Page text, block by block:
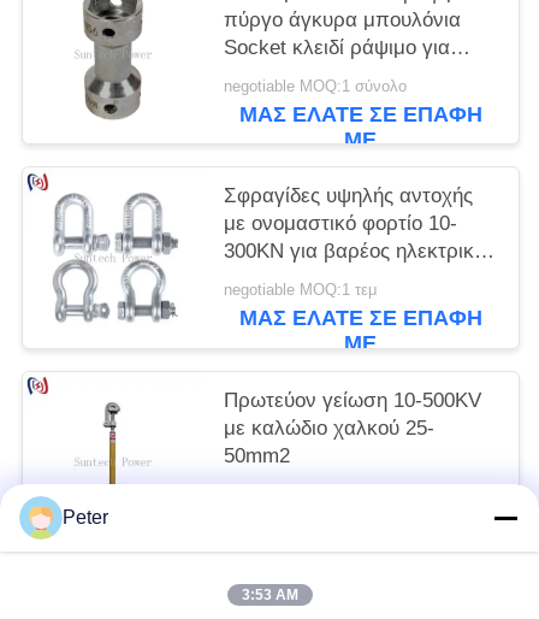
πύργο άγκυρα μπουλόνια
Socket κλειδί ράψιμο για
γραμμή μεταφοράς
negotiable MOQ:1 σύνολο
ΜΑΣ ΕΛΆΤΕ ΣΕ ΕΠΑΦΉ
ΜΕ
Σφραγίδες υψηλής αντοχής
με ονομαστικό φορτίο 10-
300KN για βαρέος ηλεκτρικός
εξοπλισμός και ανθεκτικό στη
διάβρωση ανύψωση
negotiable MOQ:1 τεμ
ΜΑΣ ΕΛΆΤΕ ΣΕ ΕΠΑΦΉ
ΜΕ
Πρωτεύον γείωση 10-500KV
με καλώδιο χαλκού 25-
50mm2
ΜΕ
Peter
3:53 AM